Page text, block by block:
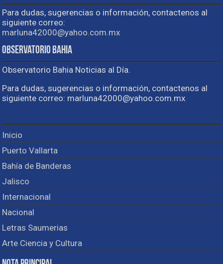
Para dudas, sugerencias o información, contactenos al
siguiente correo:
marluna42000@yahoo.com.mx
Observatorio Bahia
Observatorio Bahia Noticias al Día.
Para dudas, sugerencias o información, contactenos al
siguiente correo: marluna42000@yahoo.com.mx
Inicio
Puerto Vallarta
Bahía de Banderas
Jalisco
Internacional
Nacional
Letras Saumerias
Arte Ciencia y Cultura